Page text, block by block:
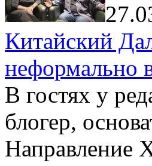
Китайский
неформально
В гостях у
блогер,
Направление